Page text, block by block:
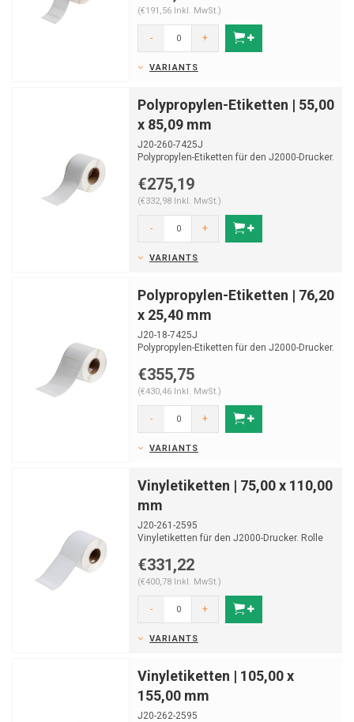
(€191,56 Inkl. MwSt.)
- +
VARIANTS
Polypropylen-Etiketten | 55,00
x 85,09 mm
J20-260-7425J
Polypropylen-Etiketten für den J2000-Drucker.
Ro...
€275,19
(€332,98 Inkl. MwSt.)
- +
VARIANTS
Polypropylen-Etiketten | 76,20
x 25,40 mm
J20-18-7425J
Polypropylen-Etiketten für den J2000-Drucker.
Rol...
€355,75
(€430,46 Inkl. MwSt.)
- +
VARIANTS
Vinyletiketten | 75,00 x 110,00
mm
J20-261-2595
Vinyletiketten für den J2000-Drucker. Rolle
€331,22
(€400,78 Inkl. MwSt.)
- +
VARIANTS
Vinyletiketten | 105,00 x
155,00 mm
J20-262-2595